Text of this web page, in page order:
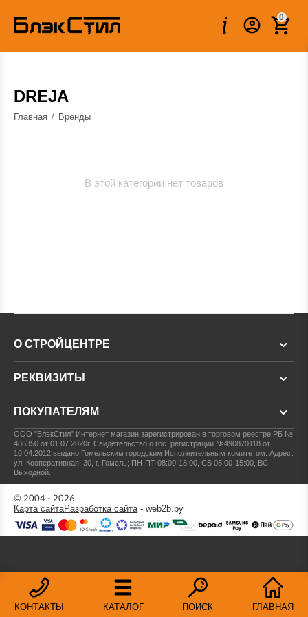
0
DREJA
Главная / Бренды
В этой категории нет товаров
КОНТАКТЫ КАТАЛОГ ПОИСК ГЛАВНАЯ
О СТРОЙЦЕНТРЕ
РЕКВИЗИТЫ
ПОКУПАТЕЛЯМ
ООО "БлэкСтил" Интернет магазин зарегистрирован в торговом реестре РБ №
486350 от 01.07.2020г.Свидетельство о гос. регистрации №490870118 от
10.04.2012 выдано Гомельским городским Исполнительным комитетом.Адрес:
ул. Кооперативная, 30, г. Гомель; ПН-ПТ 08:00-18:00, СБ 08:00-15:00, ВС -
Выходной.
© 2004 - 2026
Карта сайтаРазработка сайта- web2b.by